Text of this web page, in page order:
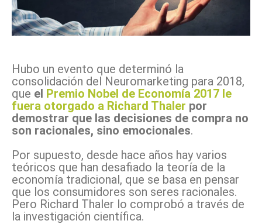
Hubo un evento que determinó la
consolidación del Neuromarketing para 2018,
que el Premio Nobel de Economía 2017 le
fuera otorgado a Richard Thaler por
demostrar que las decisiones de compra no
son racionales, sino emocionales.
Por supuesto, desde hace años hay varios
teóricos que han desafiado la teoría de la
economía tradicional, que se basa en pensar
que los consumidores son seres racionales.
Pero Richard Thaler lo comprobó a través de
la investigación científica.